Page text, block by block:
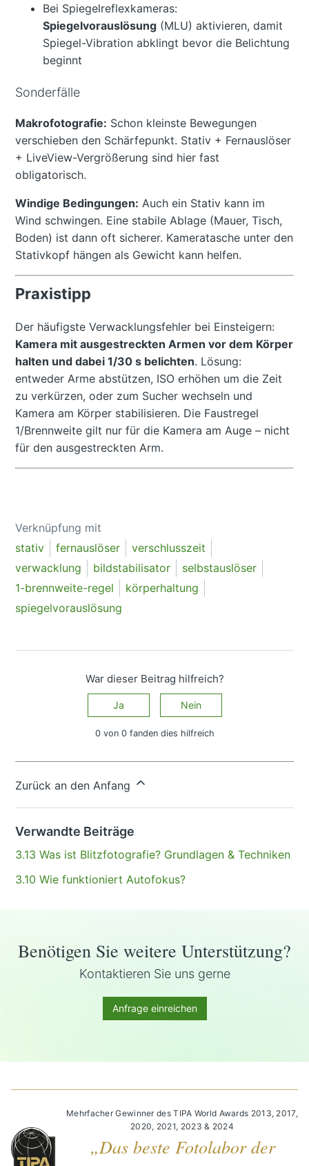
Bei Spiegelreflexkameras:
Spiegelvorauslösung (MLU) aktivieren, damit
Spiegel-Vibration abklingt bevor die Belichtung
beginnt
Sonderfälle
Makrofotografie: Schon kleinste Bewegungen
verschieben den Schärfepunkt. Stativ + Fernauslöser
+ LiveView-Vergrößerung sind hier fast
obligatorisch.
Windige Bedingungen: Auch ein Stativ kann im
Wind schwingen. Eine stabile Ablage (Mauer, Tisch,
Boden) ist dann oft sicherer. Kameratasche unter den
Stativkopf hängen als Gewicht kann helfen.
Praxistipp
Der häufigste Verwacklungsfehler bei Einsteigern:
Kamera mit ausgestreckten Armen vor dem Körper
halten und dabei 1/30 s belichten. Lösung:
entweder Arme abstützen, ISO erhöhen um die Zeit
zu verkürzen, oder zum Sucher wechseln und
Kamera am Körper stabilisieren. Die Faustregel
1/Brennweite gilt nur für die Kamera am Auge – nicht
für den ausgestreckten Arm.
Verknüpfung mit
stativ
fernauslöser
verschlusszeit
verwacklung
bildstabilisator
selbstauslöser
1-brennweite-regel
körperhaltung
spiegelvorauslösung
War dieser Beitrag hilfreich?
Ja Nein
0 von 0 fanden dies hilfreich
Zurück an den Anfang
Verwandte Beiträge
3.13 Was ist Blitzfotografie? Grundlagen & Techniken
3.10 Wie funktioniert Autofokus?
Benötigen Sie weitere Unterstützung?
Kontaktieren Sie uns gerne
Anfrage einreichen
Mehrfacher Gewinner des TIPA World Awards 2013, 2017,
2020, 2021, 2023 & 2024
„Das beste Fotolabor der